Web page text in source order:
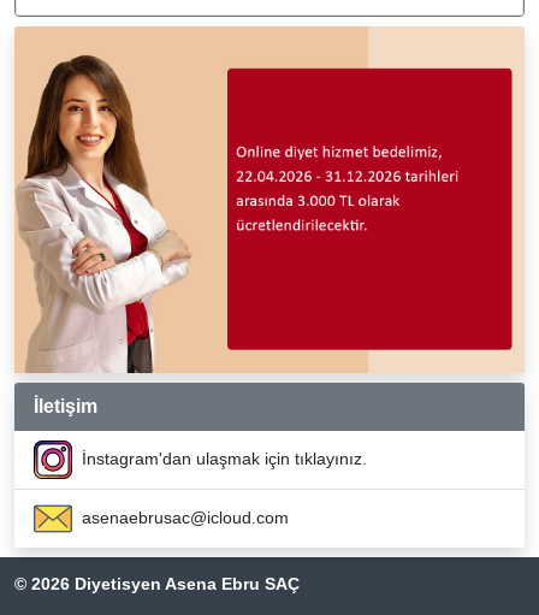
İletişim
İnstagram'dan ulaşmak için tıklayınız.
asenaebrusac@icloud.com
© 2026 Diyetisyen Asena Ebru SAÇ